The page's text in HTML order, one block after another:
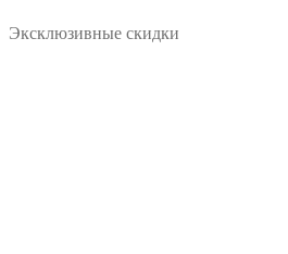
Эксклюзивные скидки